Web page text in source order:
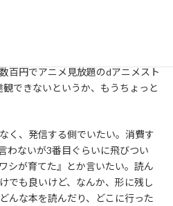
百円でアニメ見放題のdアニメスト
できないというか、もうちょっと
く、発信する側でいたい。消費す
わないが3番目ぐらいに飛びつい
シが育てた』とか言いたい。読ん
でも良いけど、なんか、形に残し
んな本を読んだり、どこに行った